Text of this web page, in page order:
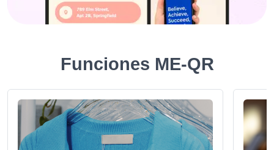
Funciones ME-QR